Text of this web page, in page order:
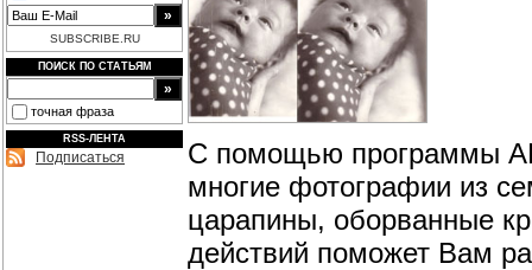
SUBSCRIBE.RU
ПОИСК ПО СТАТЬЯМ
точная фраза
RSS-ЛЕНТА
Подписаться
С помощью программы
многие фотографии из
царапины, оборванные
действий поможет Вам